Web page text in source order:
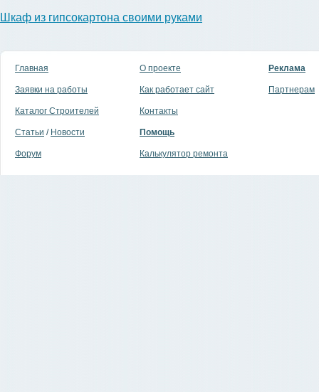
Шкаф из гипсокартона своими руками
Главная
Заявки на работы
Каталог Строителей
Статьи / Новости
Форум
О проекте
Как работает сайт
Контакты
Помощь
Калькулятор ремонта
Реклама
Партнерам